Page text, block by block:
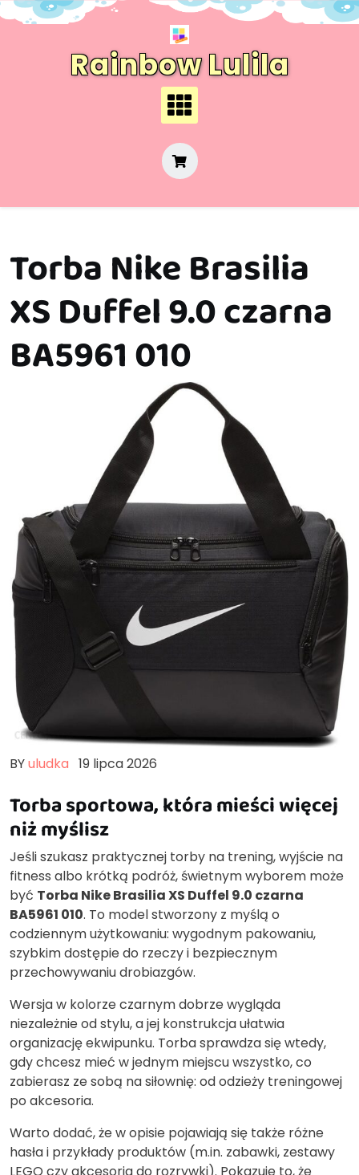
Skip
Rainbow Lulila
Torba Nike Brasilia
XS Duffel 9.0 czarna
BA5961 010
BYuludka 19 lipca 2026
Torba sportowa, która mieści więcej
niż myślisz
Jeśli szukasz praktycznej torby na trening, wyjście na
fitness albo krótką podróż, świetnym wyborem może
być Torba Nike Brasilia XS Duffel 9.0 czarna
BA5961 010. To model stworzony z myślą o
codziennym użytkowaniu: wygodnym pakowaniu,
szybkim dostępie do rzeczy i bezpiecznym
przechowywaniu drobiazgów.
Wersja w kolorze czarnym dobrze wygląda
niezależnie od stylu, a jej konstrukcja ułatwia
organizację ekwipunku. Torba sprawdza się wtedy,
gdy chcesz mieć w jednym miejscu wszystko, co
zabierasz ze sobą na siłownię: od odzieży treningowej
po akcesoria.
Warto dodać, że w opisie pojawiają się także różne
hasła i przykłady produktów (m.in. zabawki, zestawy